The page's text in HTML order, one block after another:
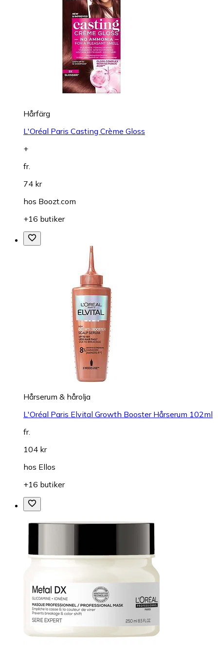
Hårfärg
L'Oréal Paris Casting Crème Gloss
+
fr.
74 kr
hos Boozt.com
+16 butiker
Hårserum & hårolja
L'Oréal Paris Elvital Growth Booster Hårserum 102ml
fr.
104 kr
hos Ellos
+16 butiker